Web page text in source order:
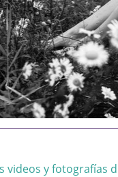
videos y fotografías